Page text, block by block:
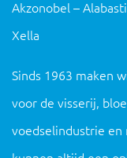
Akzonobel –
Xella
Sinds 1963 maken
voor de visserij,
voedselindustrie en